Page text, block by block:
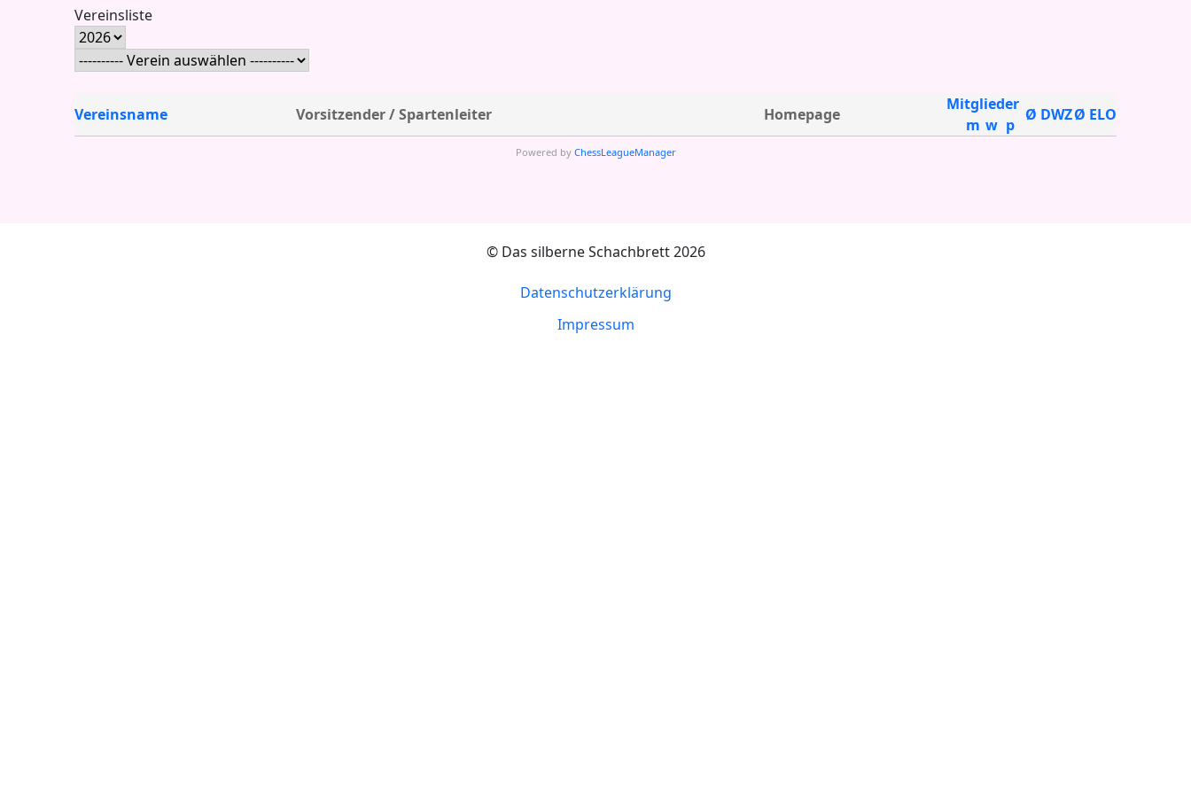
Vereinsliste
Vereinsname Vorsitzender / Spartenleiter Homepage
Mitglieder
Ø DWZØ ELO
m w p
Powered by ChessLeagueManager
© Das silberne Schachbrett 2026
Datenschutzerklärung
Impressum